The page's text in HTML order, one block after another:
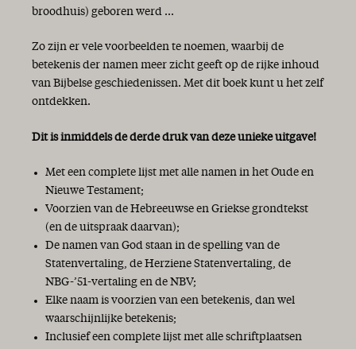
broodhuis) geboren werd ...
Zo zijn er vele voorbeelden te noemen, waarbij de
betekenis der namen meer zicht geeft op de rijke inhoud
van Bijbelse geschiedenissen. Met dit boek kunt u het zelf
ontdekken.
Dit is inmiddels de derde druk van deze unieke uitgave!
Met een complete lijst met alle namen in het Oude en
Nieuwe Testament;
Voorzien van de Hebreeuwse en Griekse grondtekst
(en de uitspraak daarvan);
De namen van God staan in de spelling van de
Statenvertaling, de Herziene Statenvertaling, de
NBG-’51-vertaling en de NBV;
Elke naam is voorzien van een betekenis, dan wel
waarschijnlijke betekenis;
Inclusief een complete lijst met alle schriftplaatsen